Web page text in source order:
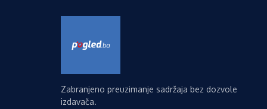
Zabranjeno preuzimanje sadržaja bez dozvole
izdavača.